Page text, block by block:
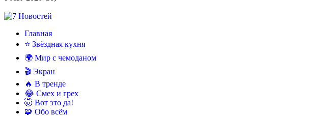
Главная
⭐ Звёздная кухня
🌍 Мир с чемоданом
🎬 Экран
🔥 В тренде
😂 Смех и грех
🤯 Вот это да!
🧩 Обо всём